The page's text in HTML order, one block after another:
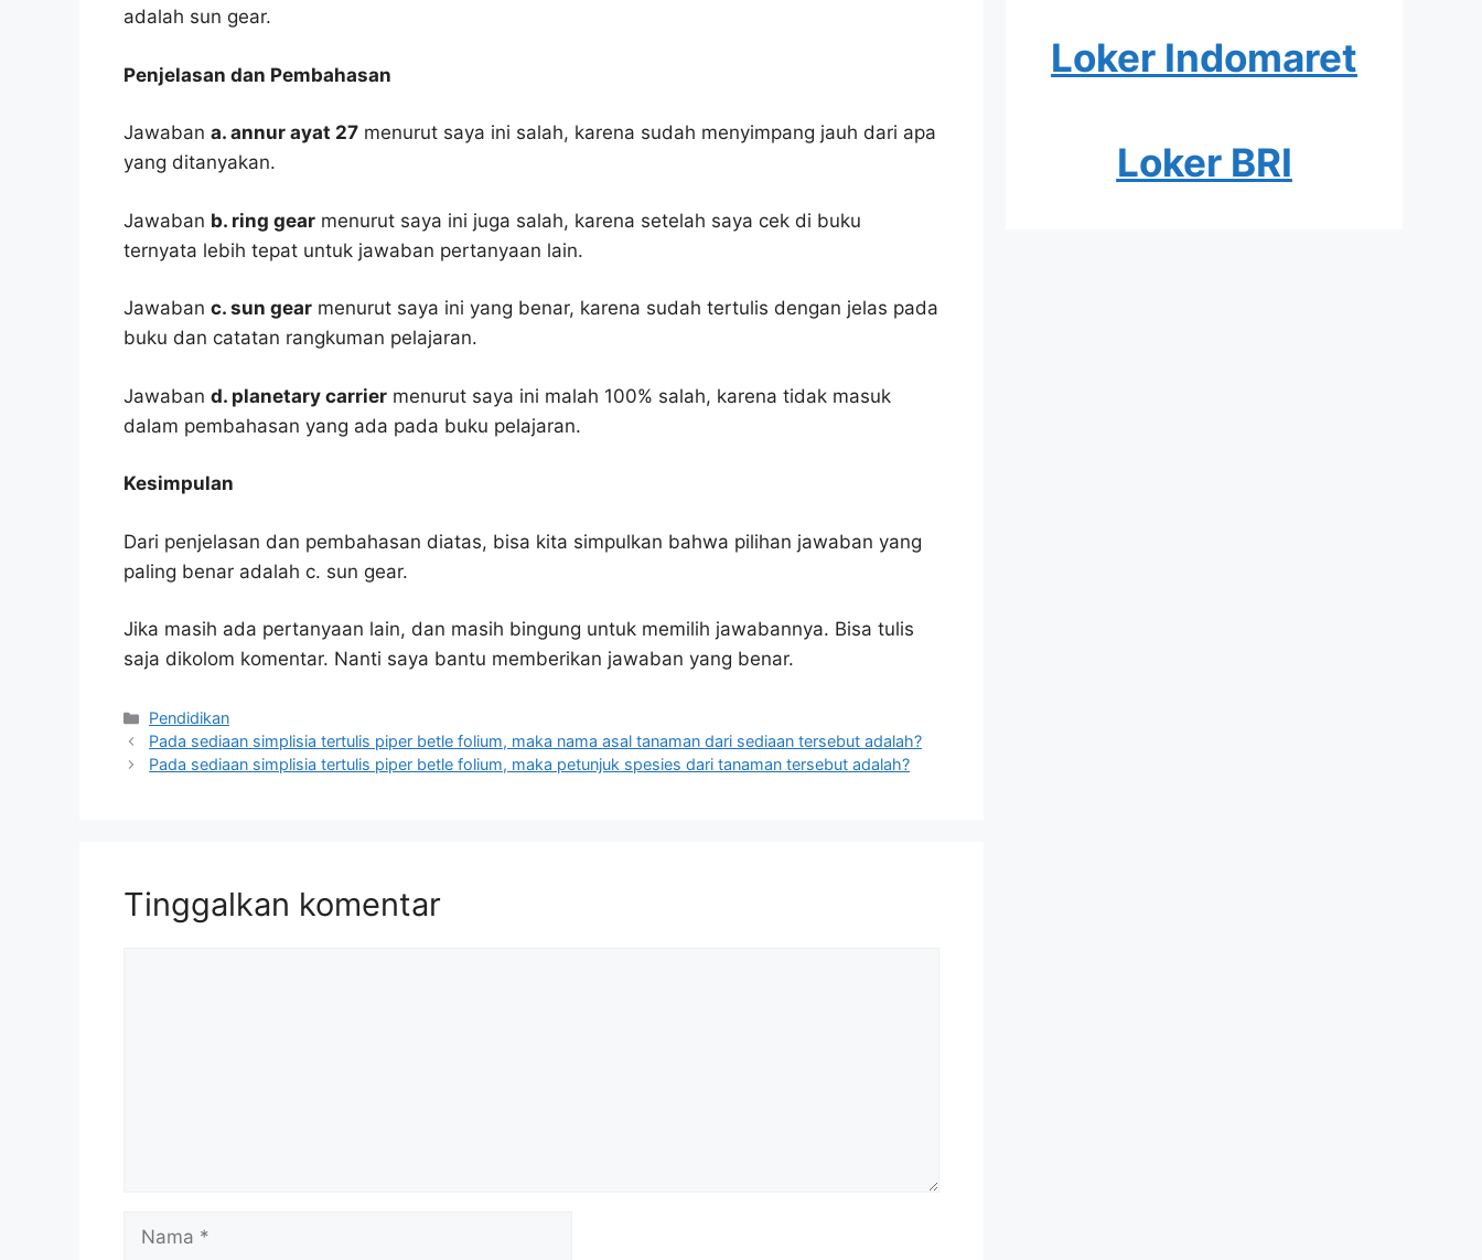
adalah sun gear.
Penjelasan dan Pembahasan
Jawaban a. annur ayat 27 menurut saya ini salah, karena sudah menyimpang jauh dari apa
yang ditanyakan.
Jawaban b. ring gear menurut saya ini juga salah, karena setelah saya cek di buku
ternyata lebih tepat untuk jawaban pertanyaan lain.
Jawaban c. sun gear menurut saya ini yang benar, karena sudah tertulis dengan jelas pada
buku dan catatan rangkuman pelajaran.
Jawaban d. planetary carrier menurut saya ini malah 100% salah, karena tidak masuk
dalam pembahasan yang ada pada buku pelajaran.
Kesimpulan
Dari penjelasan dan pembahasan diatas, bisa kita simpulkan bahwa pilihan jawaban yang
paling benar adalah c. sun gear.
Jika masih ada pertanyaan lain, dan masih bingung untuk memilih jawabannya. Bisa tulis
saja dikolom komentar. Nanti saya bantu memberikan jawaban yang benar.
Kategori
Pendidikan
Pada sediaan simplisia tertulis piper betle folium, maka nama asal tanaman dari sediaan tersebut adalah?
Pada sediaan simplisia tertulis piper betle folium, maka petunjuk spesies dari tanaman tersebut adalah?
Tinggalkan komentar
Nama
Loker Indomaret
Loker BRI